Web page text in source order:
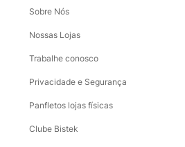
Sobre Nós
Nossas Lojas
Trabalhe conosco
Privacidade e Segurança
Panfletos lojas físicas
Clube Bistek